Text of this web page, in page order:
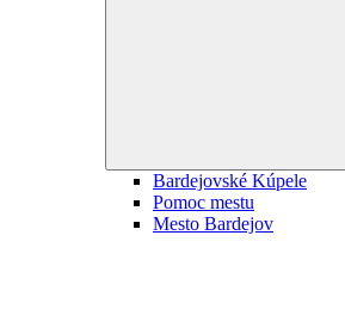
Bardejovské Kúpele
Pomoc mestu
Mesto Bardejov